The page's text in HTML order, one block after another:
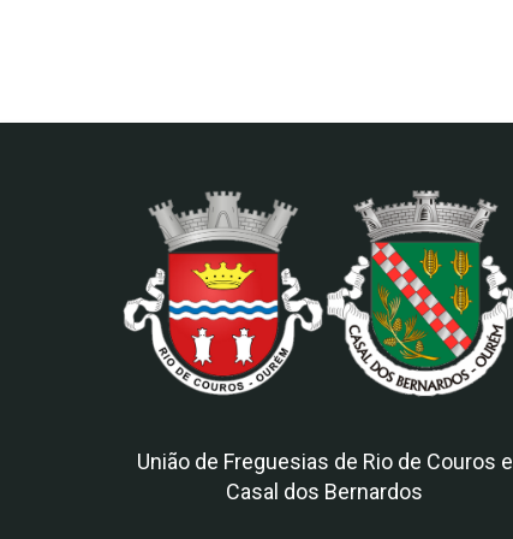
União de Freguesias de Rio de Couros e
Casal dos Bernardos